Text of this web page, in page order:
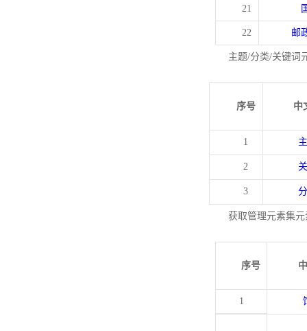
21
22 邮
主题/分类/关键词
序号 中
1
2
3
获取管理元素集
序号
1